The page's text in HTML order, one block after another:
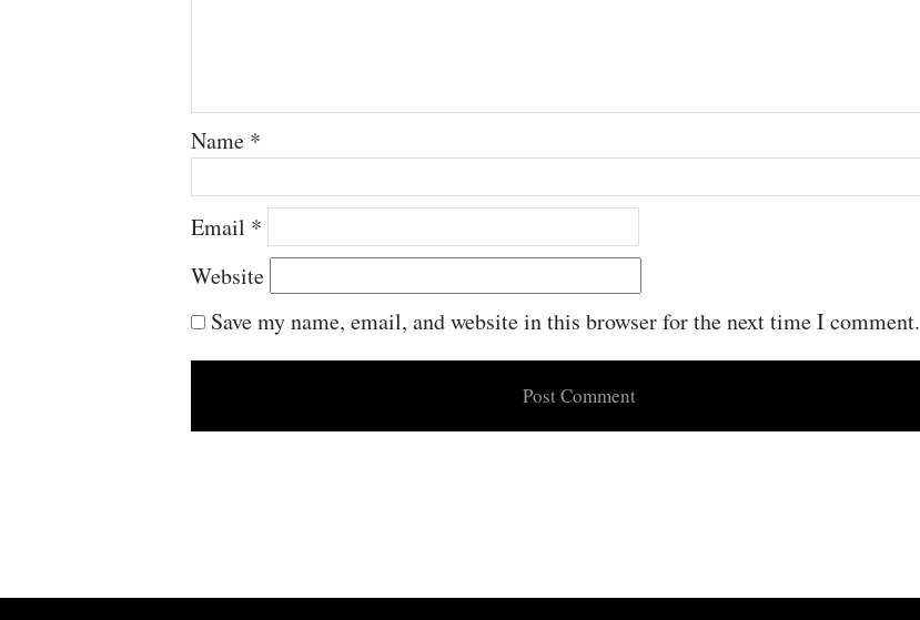
Name *
Email *
Website
Save my name, email, and website in this browser for the next time I comment.